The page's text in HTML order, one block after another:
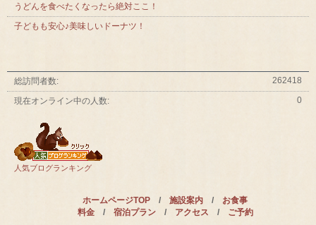
うどんを食べたくなったら絶対ここ！
子どもも安心♪美味しいドーナツ！
262418
総訪問者数:
0
現在オンライン中の人数:
人気ブログランキング
ホームページTOP / 施設案内 / お食事
料金/ 宿泊プラン/ アクセス / ご予約